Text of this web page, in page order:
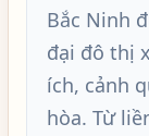
Bắc Ninh
đại đô thị
ích, cảnh
hòa. Từ